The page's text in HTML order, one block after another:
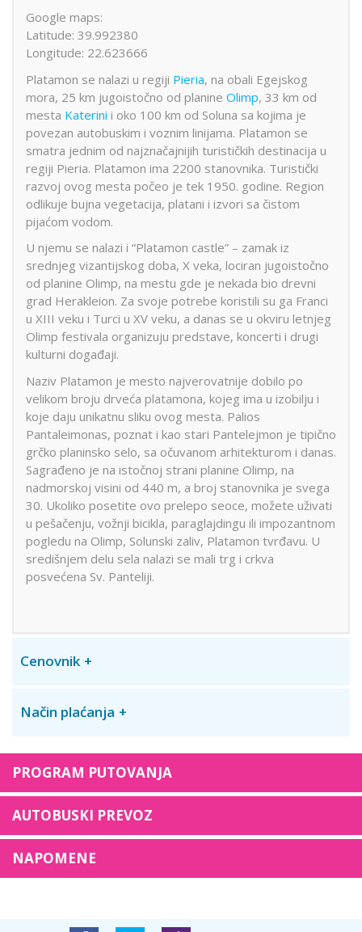
Google maps:
Latitude: 39.992380
Longitude: 22.623666
Platamon se nalazi u regiji Pieria, na obali Egejskog
mora, 25 km jugoistočno od planine Olimp, 33 km od
mesta Katerini i oko 100 km od Soluna sa kojima je
povezan autobuskim i voznim linijama. Platamon se
smatra jednim od najznačajnijih turističkih destinacija u
regiji Pieria. Platamon ima 2200 stanovnika. Turistički
razvoj ovog mesta počeo je tek 1950. godine. Region
odlikuje bujna vegetacija, platani i izvori sa čistom
pijaćom vodom.
U njemu se nalazi i “Platamon castle” – zamak iz
srednjeg vizantijskog doba, X veka, lociran jugoistočno
od planine Olimp, na mestu gde je nekada bio drevni
grad Herakleion. Za svoje potrebe koristili su ga Franci
u XIII veku i Turci u XV veku, a danas se u okviru letnjeg
Olimp festivala organizuju predstave, koncerti i drugi
kulturni događaji.
Naziv Platamon je mesto najverovatnije dobilo po
velikom broju drveća platamona, kojeg ima u izobilju i
koje daju unikatnu sliku ovog mesta. Palios
Pantaleimonas, poznat i kao stari Pantelejmon je tipično
grčko planinsko selo, sa očuvanom arhitekturom i danas.
Sagrađeno je na istočnoj strani planine Olimp, na
nadmorskoj visini od 440 m, a broj stanovnika je svega
30. Ukoliko posetite ovo prelepo seoce, možete uživati
u pešačenju, vožnji bicikla, paraglajdingu ili impozantnom
pogledu na Olimp, Solunski zaliv, Platamon tvrđavu. U
središnjem delu sela nalazi se mali trg i crkva
posvećena Sv. Panteliji.
Cenovnik
Način plaćanja
PROGRAM PUTOVANJA
AUTOBUSKI PREVOZ
NAPOMENE